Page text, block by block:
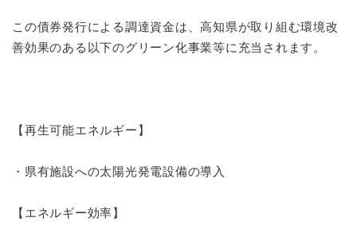
この債券発行による調達資金は、高知県が取り組む環境改
善効果のある以下のグリーン化事業等に充当されます。
【再生可能エネルギー】
・県有施設への太陽光発電設備の導入
【エネルギー効率】